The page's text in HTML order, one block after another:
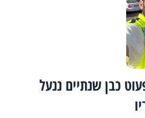
כבן שנתיים ננעל